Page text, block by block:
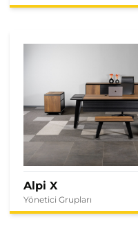
Alpi X
Yönetici Grupları